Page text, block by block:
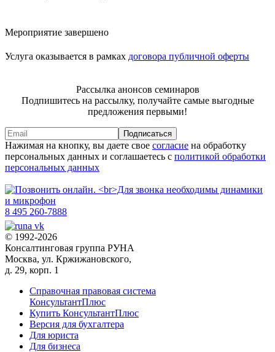
Мероприятие завершено
Услуга оказывается в рамках договора публичной оферты
Рассылка анонсов семинаров
Подпишитесь на рассылку, получайте самые выгодные
предложения первыми!
Подписаться
Нажимая на кнопку, вы даете свое согласие на обработку
персональных данных и соглашаетесь с политикой обработки
персональных данных
8 495 260-7888
© 1992-2026
Консалтинговая группа РУНА
Москва, ул. Кржижановского,
д. 29, корп. 1
Справочная правовая система
КонсультантПлюс
Купить КонсультантПлюс
Версия для бухгалтера
Для юриста
Для бизнеса